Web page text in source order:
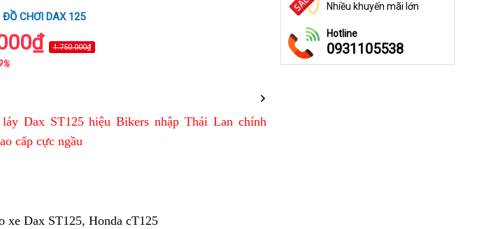
ĐỒ CHƠI DAX 125
1.750.000₫
Dax ST125 hiệu Bikers nhập Thái Lan chính
cấp cực ngầu
Nhiều khuyến mãi lớn
Hotline
0931105538
xe Dax ST125, Honda cT125